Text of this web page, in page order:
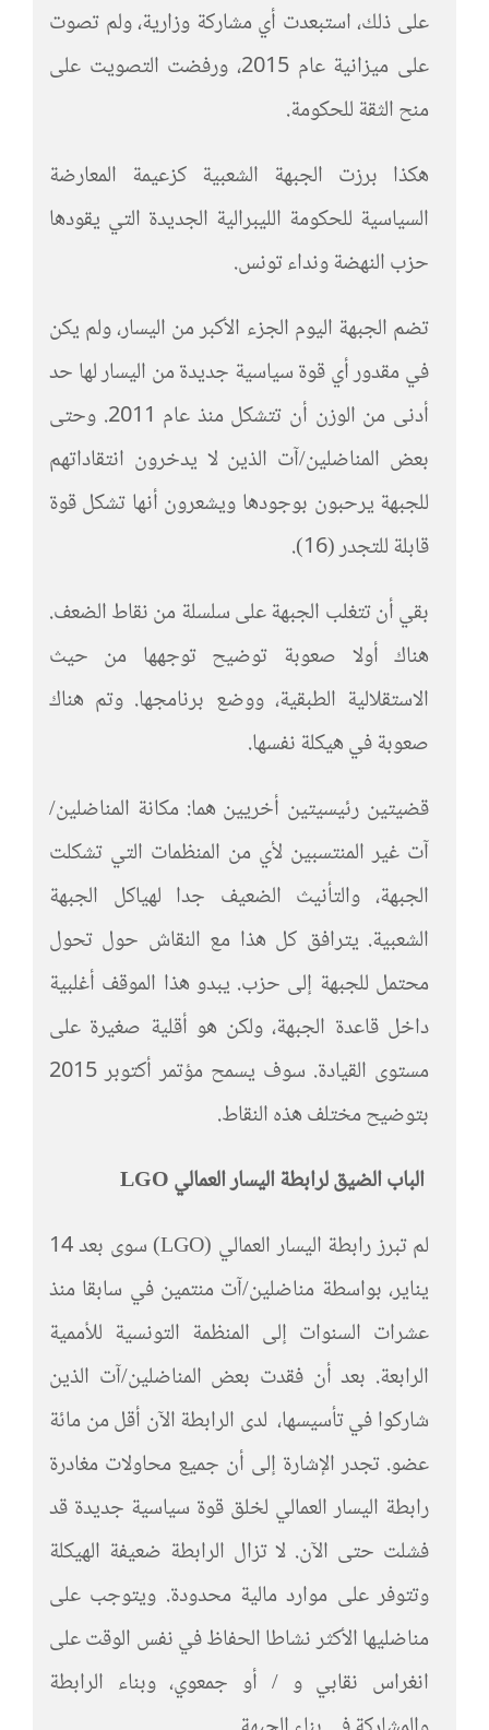
على ذلك، استبعدت أي مشاركة وزارية، ولم تصوت
على ميزانية عام 2015، ورفضت التصويت على
منح الثقة للحكومة.
هكذا برزت الجبهة الشعبية كزعيمة المعارضة
السياسية للحكومة الليبرالية الجديدة التي يقودها
حزب النهضة ونداء تونس.
تضم الجبهة اليوم الجزء الأكبر من اليسار، ولم يكن
في مقدور أي قوة سياسية جديدة من اليسار لها حد
أدنى من الوزن أن تتشكل منذ عام 2011. وحتى
بعض المناضلين/آت الذين لا يدخرون انتقاداتهم
للجبهة يرحبون بوجودها ويشعرون أنها تشكل قوة
قابلة للتجدر (16).
بقي أن تتغلب الجبهة على سلسلة من نقاط الضعف.
هناك أولا صعوبة توضيح توجهها من حيث
الاستقلالية الطبقية، ووضع برنامجها. وتم هناك
صعوبة في هيكلة نفسها.
قضيتين رئيسيتين أخريين هما: مكانة المناضلين/
آت غير المنتسبين لأي من المنظمات التي تشكلت
الجبهة، والتأنيث الضعيف جدا لهياكل الجبهة
الشعبية. يترافق كل هذا مع النقاش حول تحول
محتمل للجبهة إلى حزب. يبدو هذا الموقف أغلبية
داخل قاعدة الجبهة، ولكن هو أقلية صغيرة على
مستوى القيادة. سوف يسمح مؤتمر أكتوبر 2015
بتوضيح مختلف هذه النقاط.
الباب الضيق لرابطة اليسار العمالي
لم تبرز رابطة اليسار العمالي (LGO) سوى بعد 14
يناير، بواسطة مناضلين/آت منتمين في سابقا منذ
عشرات السنوات إلى المنظمة التونسية للأممية
الرابعة. بعد أن فقدت بعض المناضلين/آت الذين
شاركوا في تأسيسها، لدى الرابطة الآن أقل من مائة
عضو. تجدر الإشارة إلى أن جميع محاولات مغادرة
رابطة اليسار العمالي لخلق قوة سياسية جديدة قد
فشلت حتى الآن. لا تزال الرابطة ضعيفة الهيكلة
وتتوفر على موارد مالية محدودة. ويتوجب على
مناضليها الأكثر نشاطا الحفاظ في نفس الوقت على
انغراس نقابي و / أو جمعوي، وبناء الرابطة